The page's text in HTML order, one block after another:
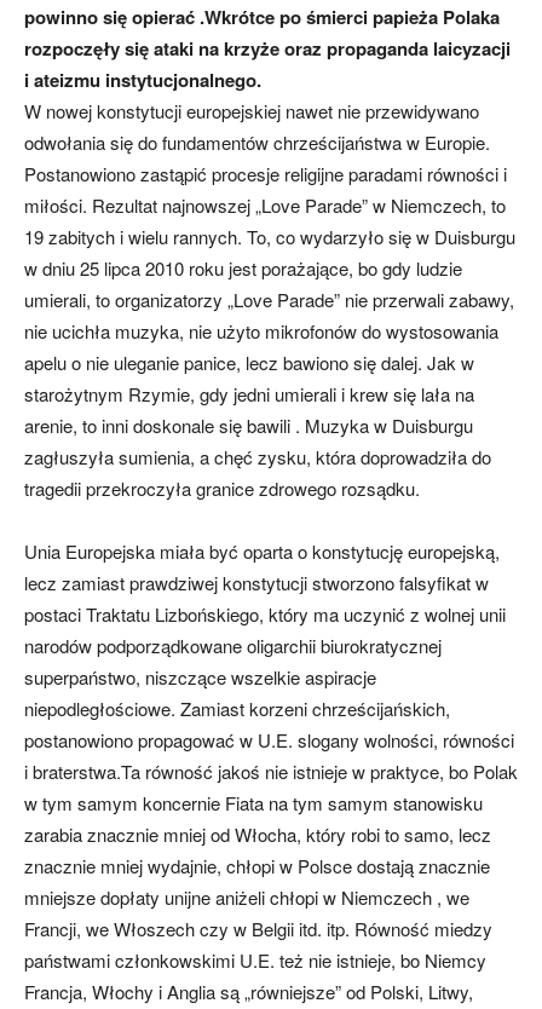
powinno się opierać .Wkrótce po śmierci papieża Polaka
rozpoczęły się ataki na krzyże oraz propaganda laicyzacji
i ateizmu instytucjonalnego.
W nowej konstytucji europejskiej nawet nie przewidywano
odwołania się do fundamentów chrześcijaństwa w Europie.
Postanowiono zastąpić procesje religijne paradami równości i
miłości. Rezultat najnowszej „Love Parade” w Niemczech, to
19 zabitych i wielu rannych. To, co wydarzyło się w Duisburgu
w dniu 25 lipca 2010 roku jest porażające, bo gdy ludzie
umierali, to organizatorzy „Love Parade” nie przerwali zabawy,
nie ucichła muzyka, nie użyto mikrofonów do wystosowania
apelu o nie uleganie panice, lecz bawiono się dalej. Jak w
starożytnym Rzymie, gdy jedni umierali i krew się lała na
arenie, to inni doskonale się bawili . Muzyka w Duisburgu
zagłuszyła sumienia, a chęć zysku, która doprowadziła do
tragedii przekroczyła granice zdrowego rozsądku.
Unia Europejska miała być oparta o konstytucję europejską,
lecz zamiast prawdziwej konstytucji stworzono falsyfikat w
postaci Traktatu Lizbońskiego, który ma uczynić z wolnej unii
narodów podporządkowane oligarchii biurokratycznej
superpaństwo, niszczące wszelkie aspiracje
niepodległościowe. Zamiast korzeni chrześcijańskich,
postanowiono propagować w U.E. slogany wolności, równości
i braterstwa.Ta równość jakoś nie istnieje w praktyce, bo Polak
w tym samym koncernie Fiata na tym samym stanowisku
zarabia znacznie mniej od Włocha, który robi to samo, lecz
znacznie mniej wydajnie, chłopi w Polsce dostają znacznie
mniejsze dopłaty unijne aniżeli chłopi w Niemczech , we
Francji, we Włoszech czy w Belgii itd. itp. Równość miedzy
państwami członkowskimi U.E. też nie istnieje, bo Niemcy
Francja, Włochy i Anglia są „równiejsze” od Polski, Litwy,